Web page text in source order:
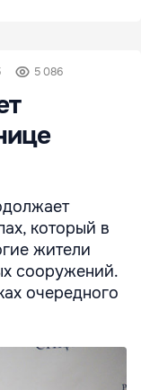
5 086
который в
жители
сооружений.
очередного